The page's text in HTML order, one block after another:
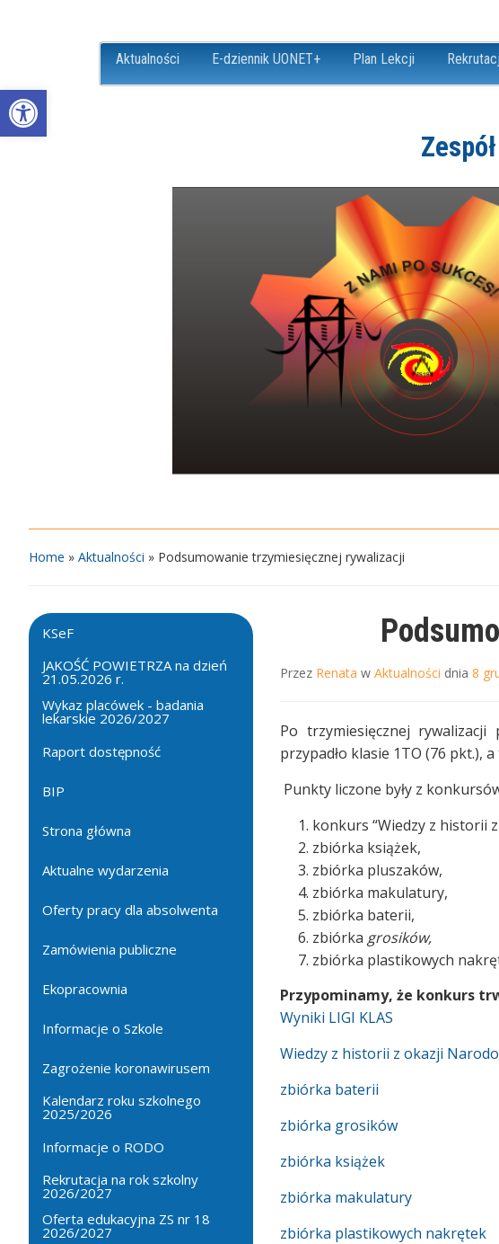
Open toolbar
Aktualności E-dziennik UONET+ Plan Lekcji
Home » Aktualności » Podsumowanie trzymiesięcznej rywalizacji
KSeF
JAKOŚĆ POWIETRZA na dzień
21.05.2026 r.
Wykaz placówek - badania
lekarskie 2026/2027
Raport dostępność
BIP
Strona główna
Aktualne wydarzenia
Oferty pracy dla absolwenta
Zamówienia publiczne
Ekopracownia
Informacje o Szkole
Zagrożenie koronawirusem
Kalendarz roku szkolnego
2025/2026
Informacje o RODO
Rekrutacja na rok szkolny
2026/2027
Oferta edukacyjna ZS nr 18
2026/2027
Przez Renata w Aktualności dnia 8
Po trzymiesięcznej
przypadło klasie 1TO (76 pkt.),
Punkty liczone były z
konkurs “Wiedzy z historii
zbiórka książek,
zbiórka pluszaków,
zbiórka makulatury,
zbiórka baterii,
zbiórka grosików,
zbiórka plastikowych
Przypominamy, że konkurs
Wyniki LIGI KLAS
Wiedzy z historii z okazji
zbiórka baterii
zbiórka grosików
zbiórka książek
zbiórka makulatury
zbiórka plastikowych nakrętek